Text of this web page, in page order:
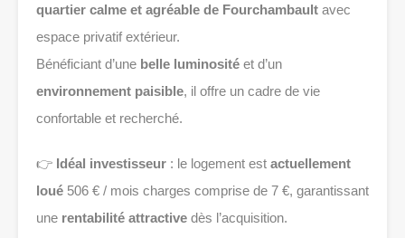
quartier calme et agréable de Fourchambault avec
espace privatif extérieur.
Bénéficiant d’une belle luminosité et d’un
environnement paisible, il offre un cadre de vie
confortable et recherché.
👉 Idéal investisseur : le logement est actuellement
loué 506 € / mois charges comprise de 7 €, garantissant
une rentabilité attractive dès l’acquisition.